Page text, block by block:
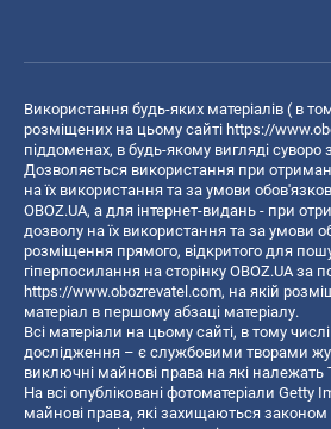
Використання будь-яких матеріалів ( в
розміщених на цьому сайті https://
піддоменах, в будь-якому вигляді суворо
Дозволяється використання при
на їх використання та за умови
OBOZ.UA, а для інтернет-видань - при
дозволу на їх використання та за умови
розміщення прямого, відкритого для
гіперпосилання на сторінку OBOZ.UA за
https://www.obozrevatel.com, на якій
матеріал в першому абзаці матеріалу.
Всі матеріали на цьому сайті, в тому числі
дослідження – є службовими творами
виключні майнові права на які
На всі опубліковані фотоматеріали Getty
майнові права, які захищаються законом